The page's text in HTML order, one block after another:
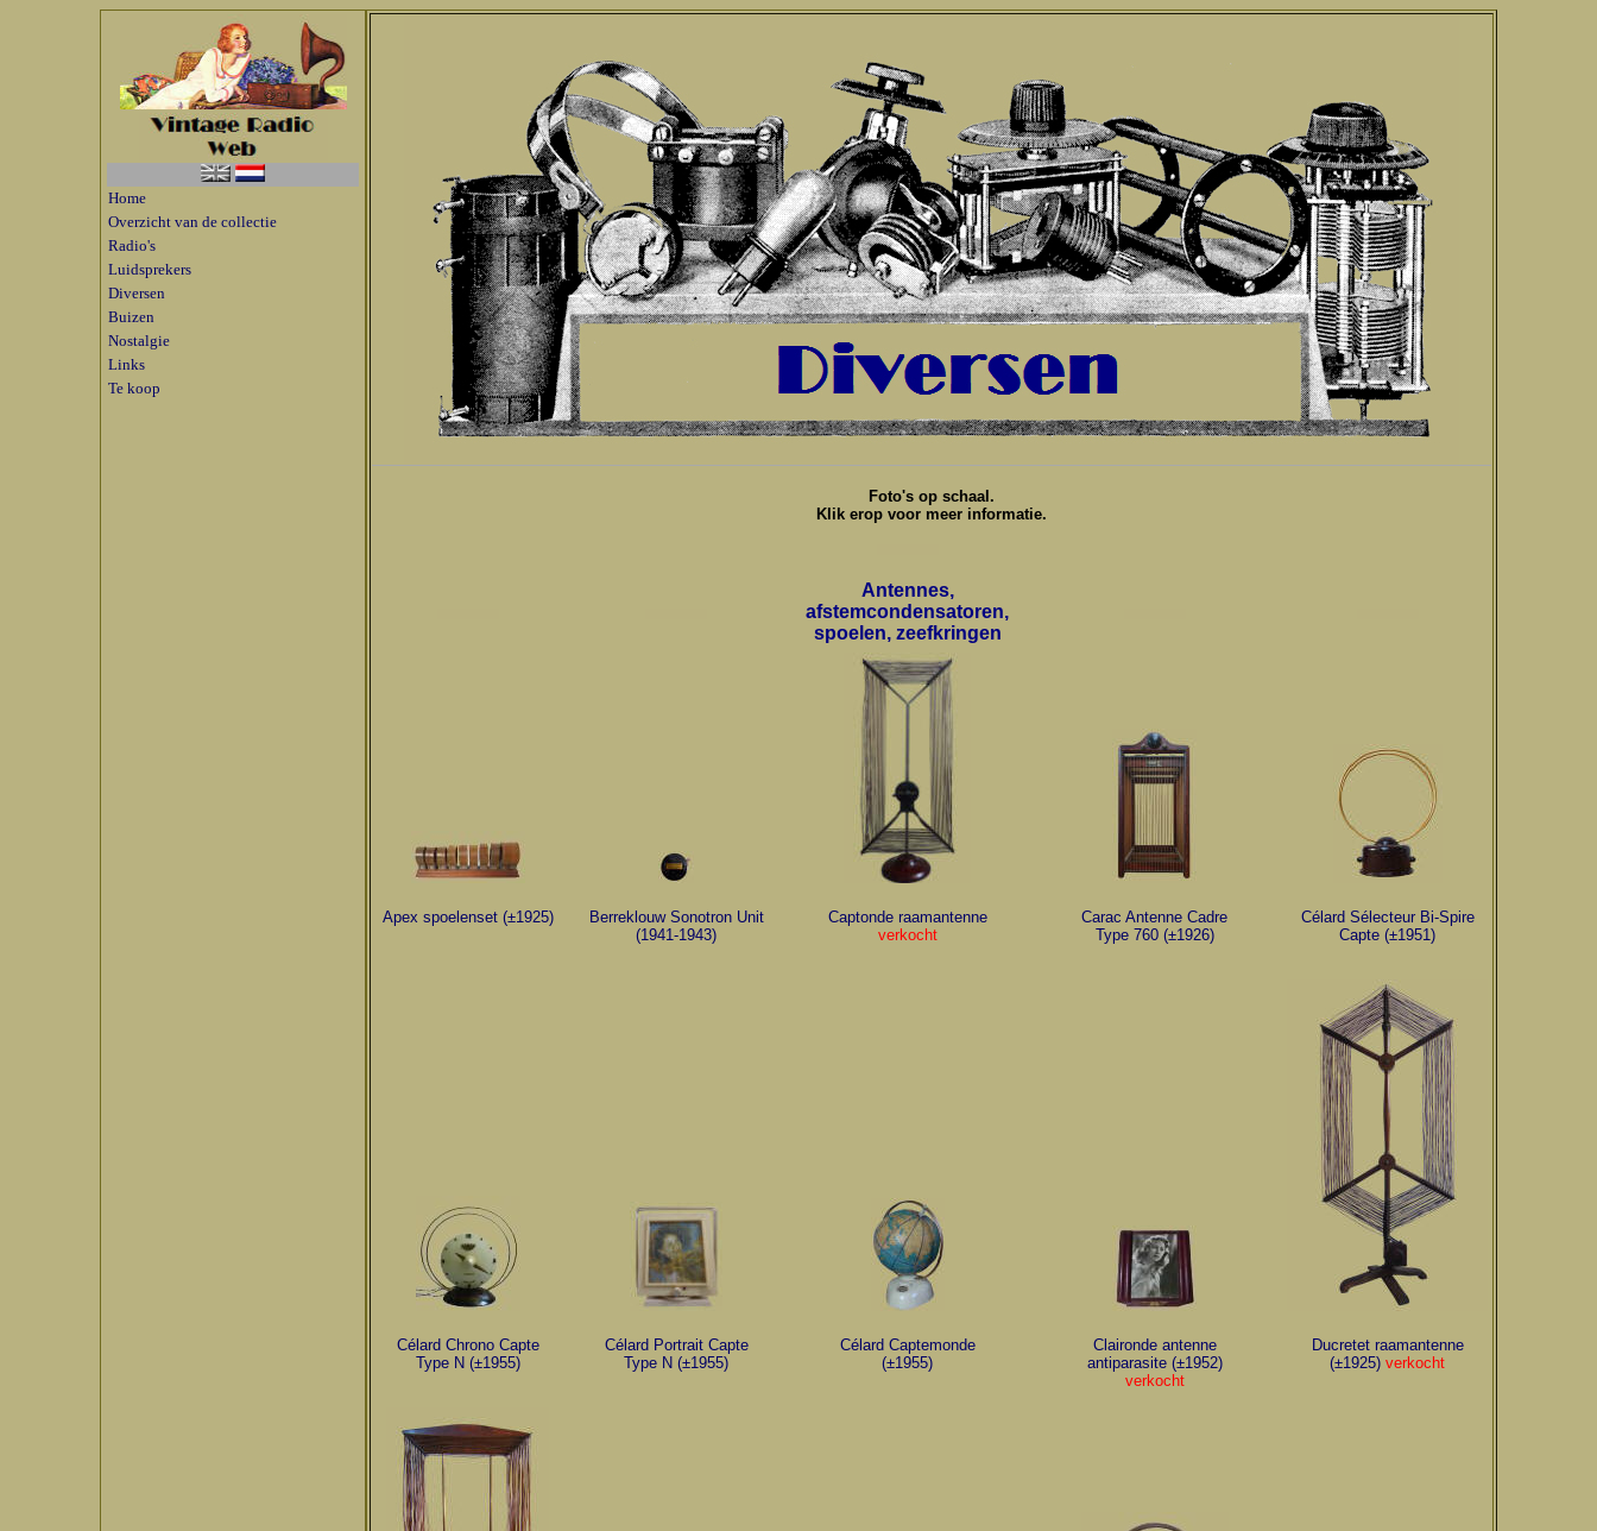
Home
Overzicht van de collectie
Radio's
Luidsprekers
Diversen
Buizen
Nostalgie
Links
Te koop
Foto's op schaal.
Klik erop voor meer informatie.
Antennes,
afstemcondensatoren,
spoelen, zeefkringen
Apex spoelenset (±1925)
Berreklouw Sonotron Unit
(1941-1943)
Captonde raamantenne
verkocht
Carac Antenne Cadre
Type 760 (±1926)
Célard Sélecteur Bi-Spire
Capte (±1951)
Célard Chrono Capte
Type N (±1955)
Célard Portrait Capte
Type N (±1955)
Célard Captemonde
(±1955)
Claironde antenne
antiparasite (±1952)
verkocht
Ducretet raamantenne
(±1925) verkocht